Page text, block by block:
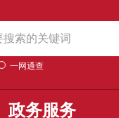
一网通查
政务服务